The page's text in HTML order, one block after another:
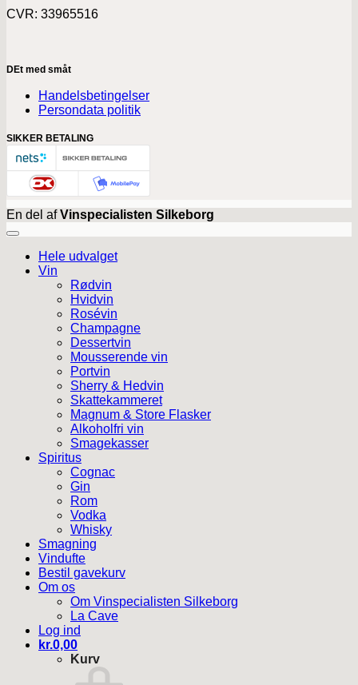
CVR: 33965516
DEt med småt
Handelsbetingelser
Persondata politik
SIKKER BETALING
En del afVinspecialisten Silkeborg
Hele udvalget
Vin
Rødvin
Hvidvin
Rosévin
Champagne
Dessertvin
Mousserende vin
Portvin
Sherry & Hedvin
Skattekammeret
Magnum & Store Flasker
Alkoholfri vin
Smagekasser
Spiritus
Cognac
Gin
Rom
Vodka
Whisky
Smagning
Vindufte
Bestil gavekurv
Om os
Om Vinspecialisten Silkeborg
La Cave
Log ind
kr.0,00
Kurv